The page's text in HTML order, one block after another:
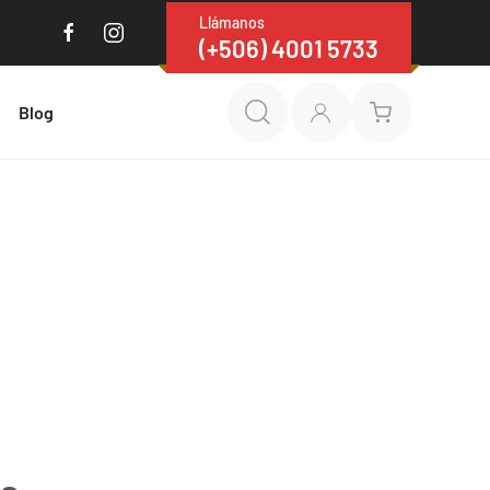
Llámanos
(+506) 4001 5733
Blog